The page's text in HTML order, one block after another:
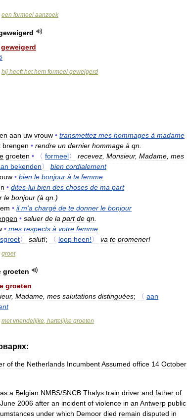
een formeel aanzoek
geweigerd
hij heeft het hem formeel geweigerd
aan uw vrouw • transmettez mes hommages à madame
brengen • rendre un dernier hommage à qn
groeten • 〈 formeel〉 recevez Monsieur, Madame mes
bekenden〉 bien cordialement
• bien le bonjour à ta femme
• dites-lui bien des choses de ma part
le bonjour (à qn .)
• il m'a chargé de te donner le bonjour
• saluer de la part de qn
• mes respects à votre femme
〉 salut!; 〈 loop heen!〉 va te promener!
groet
groeten
groeten
, Madame mes salutations distinguées; 〈 aan
met vriendelijke, hartelijke groeten
of the Netherlands IncumbentAssumed office 14 October
a Belgian NMBS/SNCB Thalys train driver and father of
June 2006 after an incident of violence in an Antwerp public
under which Demoor died remain disputed in